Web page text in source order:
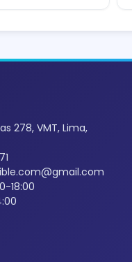
278, VMT, Lima,
18:00